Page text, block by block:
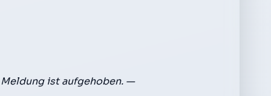
ist aufgehoben. —